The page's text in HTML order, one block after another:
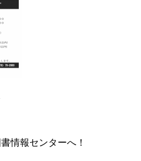
情報センターへ！